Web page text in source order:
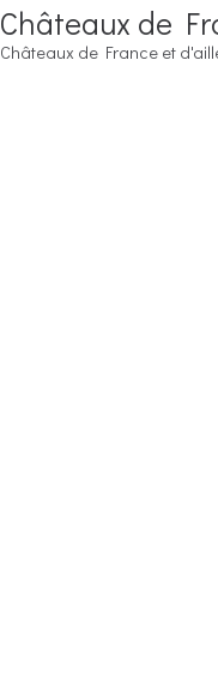
Châteaux de
Châteaux de France et